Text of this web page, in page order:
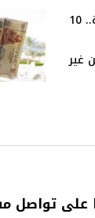
هتنزل أفلام وبأعلى جودة.. 10
غير
على تواصل